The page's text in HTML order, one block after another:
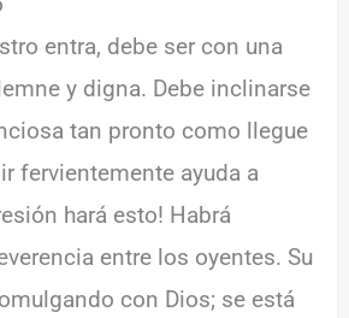
entra, debe ser con una
y digna. Debe inclinarse
tan pronto como llegue
fervientemente ayuda a
hará esto! Habrá
entre los oyentes. Su
con Dios; se está